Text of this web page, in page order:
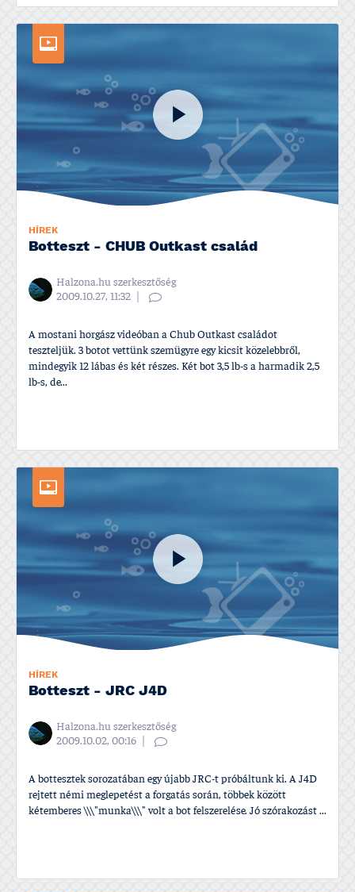
HÍREK
Botteszt - CHUB Outkast család
Halzona.hu szerkesztőség
2009.10.27, 11:32
A mostani horgász videóban a Chub Outkast családot
teszteljük. 3 botot vettünk szemügyre egy kicsit közelebbről,
mindegyik 12 lábas és két részes. Két bot 3,5 lb-s a harmadik 2,5
lb-s, de...
HÍREK
Botteszt - JRC J4D
Halzona.hu szerkesztőség
2009.10.02, 00:16
A bottesztek sorozatában egy újabb JRC-t próbáltunk ki. A J4D
rejtett némi meglepetést a forgatás során, többek között
kétemberes \\\"munka\\\" volt a bot felszerelése. Jó szórakozást ...